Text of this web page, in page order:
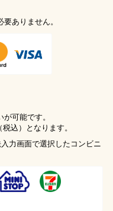
ありません。
可能です。
込）となります。
力画面で選択したコンビニ